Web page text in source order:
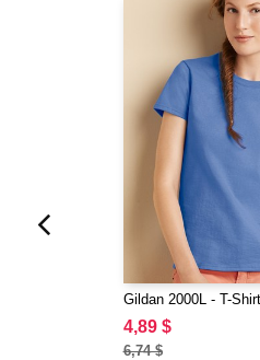
Gildan 2000L - T-
4,89 $
6,74 $